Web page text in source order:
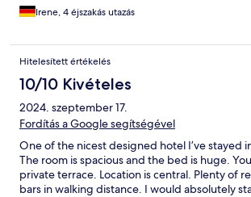
Irene, 4 éjszakás utazás
Hitelesített értékelés
10/10 Kivételes
2024. szeptember 17.
Fordítás a Google segítségével
One of the nicest designed hotel I’ve stayed
The room is spacious and the bed is huge.
private terrace. Location is central. Plenty of
bars in walking distance. I would absolutely